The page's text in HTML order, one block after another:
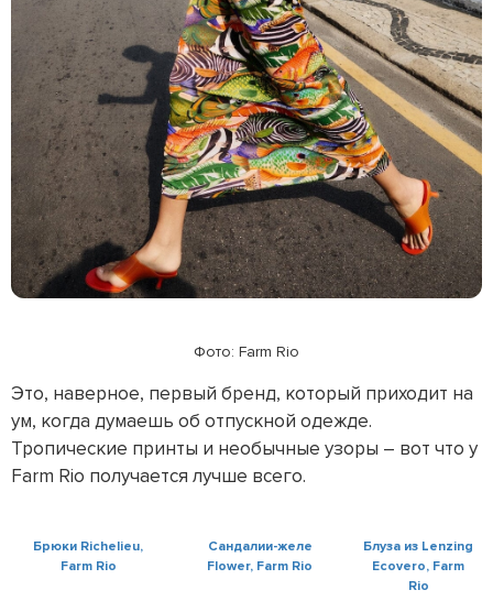
Фото: Farm Rio
Это, наверное, первый бренд, который приходит на
ум, когда думаешь об отпускной одежде.
Тропические принты и необычные узоры – вот что у
Farm Rio получается лучше всего.
Брюки Richelieu,
Farm Rio
Сандалии-желе
Flower, Farm Rio
Блуза из Lenzing
Ecovero, Farm
Rio